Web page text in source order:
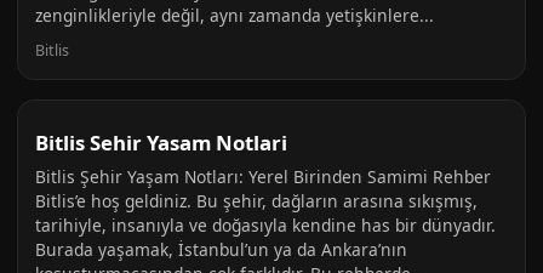
zenginlikleriyle değil, aynı zamanda yetişkinlere...
Bitlis
Bitlis Sehir Yasam Notlari
Bitlis Şehir Yaşam Notları: Yerel Birinden Samimi Rehber
Bitlis’e hoş geldiniz. Bu şehir, dağların arasına sıkışmış,
tarihiyle, insanıyla ve doğasıyla kendine has bir dünyadır.
Burada yaşamak, İstanbul’un ya da Ankara’nın